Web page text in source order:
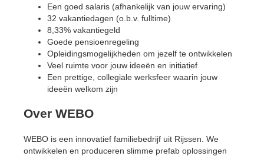
Een goed salaris (afhankelijk van jouw ervaring)
32 vakantiedagen (o.b.v. fulltime)
8,33% vakantiegeld
Goede pensioenregeling
Opleidingsmogelijkheden om jezelf te ontwikkelen
Veel ruimte voor jouw ideeën en initiatief
Een prettige, collegiale werksfeer waarin jouw
ideeën welkom zijn
Over WEBO
WEBO is een innovatief familiebedrijf uit Rijssen. We
ontwikkelen en produceren slimme prefab oplossingen